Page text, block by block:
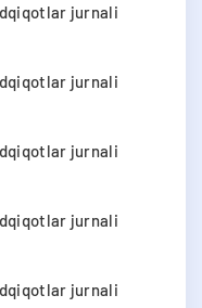
jurnali
jurnali
jurnali
jurnali
jurnali